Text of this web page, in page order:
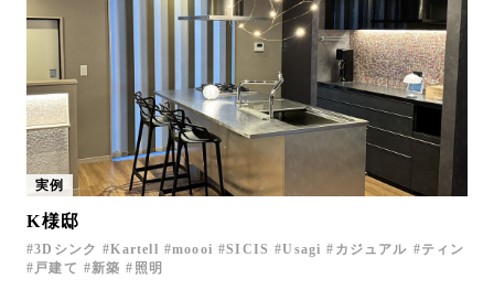
実例
K様邸
3Dシンク Kartell moooi SICIS Usagi カジュアル
ティン
戸建て
新築 照明